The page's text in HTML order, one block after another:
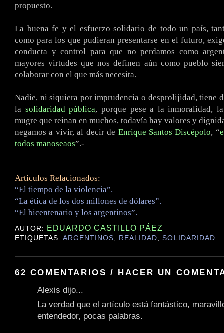
propuesto.
La buena fe y el esfuerzo solidario de todo un país,
como para los que pudieran presentarse en el futuro,
conducta y control para que no perdamos como
mayores virtudes que nos definen aún como pueblo
colaborar con el que más necesita.
Nadie, ni siquiera por imprudencia o desprolijidad, tiene
la solidaridad pública, porque pese a la inmoralidad,
mugre que reinan en muchos, todavía hay valores y
negamos a vivir, al decir de Enrique Santos Discépolo, “
todos manoseaos”.-
Artículos Relacionados:
“El tiempo de la violencia”.
“La ética de los dos millones de dólares”.
“El bicentenario y los argentinos”.
AUTOR: EDUARDO CASTILLO PÁEZ
ETIQUETAS:ARGENTINOS, REALIDAD,SOLIDARIDAD
62 COMENTARIOS / HACER UN
Alexis dijo...
La verdad que el artículo está fantástico,
entendedor, pocas palabras.